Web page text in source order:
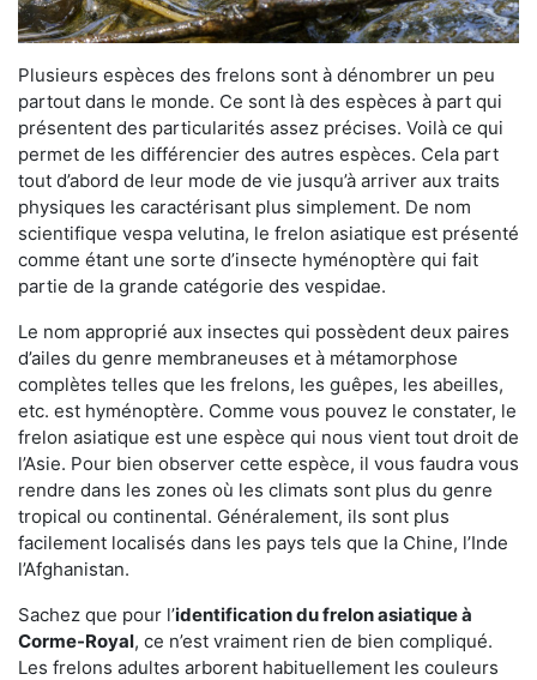
Plusieurs espèces des frelons sont à dénombrer un peu
partout dans le monde. Ce sont là des espèces à part qui
présentent des particularités assez précises. Voilà ce qui
permet de les différencier des autres espèces. Cela part
tout d’abord de leur mode de vie jusqu’à arriver aux traits
physiques les caractérisant plus simplement. De nom
scientifique vespa velutina, le frelon asiatique est présenté
comme étant une sorte d’insecte hyménoptère qui fait
partie de la grande catégorie des vespidae.
Le nom approprié aux insectes qui possèdent deux paires
d’ailes du genre membraneuses et à métamorphose
complètes telles que les frelons, les guêpes, les abeilles,
etc. est hyménoptère. Comme vous pouvez le constater, le
frelon asiatique est une espèce qui nous vient tout droit de
l’Asie. Pour bien observer cette espèce, il vous faudra vous
rendre dans les zones où les climats sont plus du genre
tropical ou continental. Généralement, ils sont plus
facilement localisés dans les pays tels que la Chine, l’Inde
l’Afghanistan.
Sachez que pour l’identification du frelon asiatiqueà
Corme-Royal, ce n’est vraiment rien de bien compliqué.
Les frelons adultes arborent habituellement les couleurs